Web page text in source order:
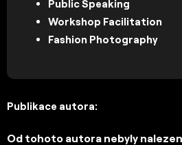
Public Speaking
Workshop Facilitation
Fashion Photography
Publikace autora:
Od tohoto autora nebyly